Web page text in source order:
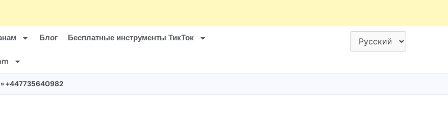
Блог Бесплатные инструменты ТикТок
» +447735640982